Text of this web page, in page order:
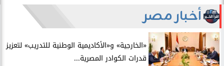
أخبار مصر
​«الخارجية» و«الأكاديمية الوطنية للتدريب» لتعزيز
قدرات الكوادر المصرية...